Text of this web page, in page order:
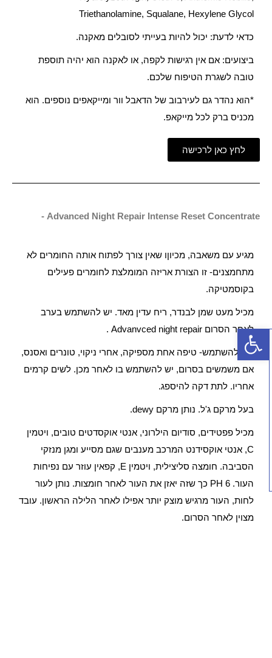
Triethanolamine, Squalane, Hexylene Glycol
כדאי לדעת: יכול להיות בעייתי לסובלים מאקנה.
ביצועים: אם אין רגישות לקפה, או לאקנה הוא יהיה תוספת
טובה לשגרת הטיפוח שלכם.
*הוא נהדר גם לעירבוב של הדאבל וור ומייקאפים נוספים. הוא
מכניס ברק לכל מייקאפ.
לחץ כאן לרכישה
Advanced Night Repair Intense Reset Concentrate -
מגיע עם משאבה, מכיוןו שאין צורך לפתוח אותה החומרים לא
מתחמצנים- זו הצורת אריזה המומלצת לחומרים פעילים
בקוסמטיקה.
מכיל מעט שמן לבנדר, ריח עדין מאד. יש להשתמש בערב
לאחר הסרום Advanvced night repair .
איך להשתמש- טיפה אחת מספיקה, אחרי ניקוי, טונרים ואסנס,
אם משמשים בסרום, יש להשתמש בו לאחר מכן. לשים קרמים
אחריו. לתת דקה להיספג.
בעל מרקם ג'ל. נותן מרקם dewy.
מכיל פפטידים, סודיום הילרוני, אנטי אוקסדטים טובים, ויטמין
C, אנטי אוקסידנט המרכב מענבים שגם מסייע ומגן מנזקי
הסביבה. חומצה סליצילית, ויטמין E, קפאין עוזר עם נפיחות
העור. PH 6 כך שזה יאזן את העור לאחר חומצות. נותן לעור
לחות, העור מרגיש מוצק יותר אפילו לאחר הלילה הראשון. עובד
מצוין לאחר הסרום.
פתח סרגל נגישות